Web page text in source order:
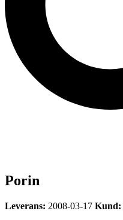
Porin
Leverans: 2008-03-17 Kund: